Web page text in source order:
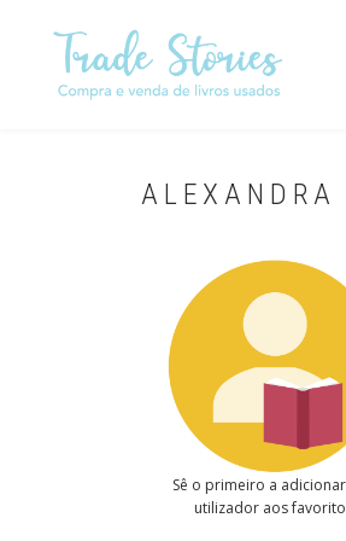
content
ALEXANDRA
Sê o primeiro a
utilizador aos